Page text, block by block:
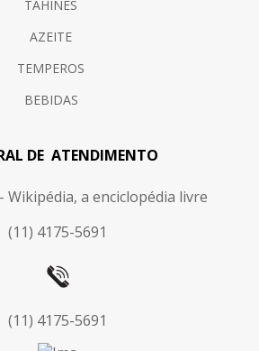
TAHINES
AZEITE
TEMPEROS
BEBIDAS
DE ATENDIMENTO
(11) 4175-5691
(11) 4175-5691